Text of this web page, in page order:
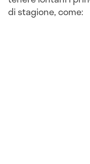
di stagione, come: